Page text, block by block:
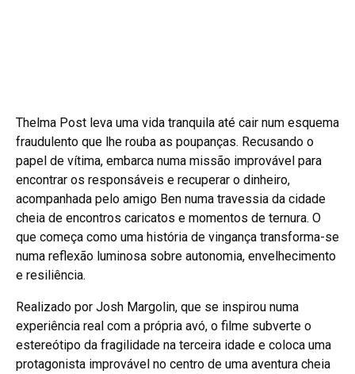
Thelma Post leva uma vida tranquila até cair num esquema
fraudulento que lhe rouba as poupanças. Recusando o
papel de vítima, embarca numa missão improvável para
encontrar os responsáveis e recuperar o dinheiro,
acompanhada pelo amigo Ben numa travessia da cidade
cheia de encontros caricatos e momentos de ternura. O
que começa como uma história de vingança transforma-se
numa reflexão luminosa sobre autonomia, envelhecimento
e resiliência.
Realizado por Josh Margolin, que se inspirou numa
experiência real com a própria avó, o filme subverte o
estereótipo da fragilidade na terceira idade e coloca uma
protagonista improvável no centro de uma aventura cheia